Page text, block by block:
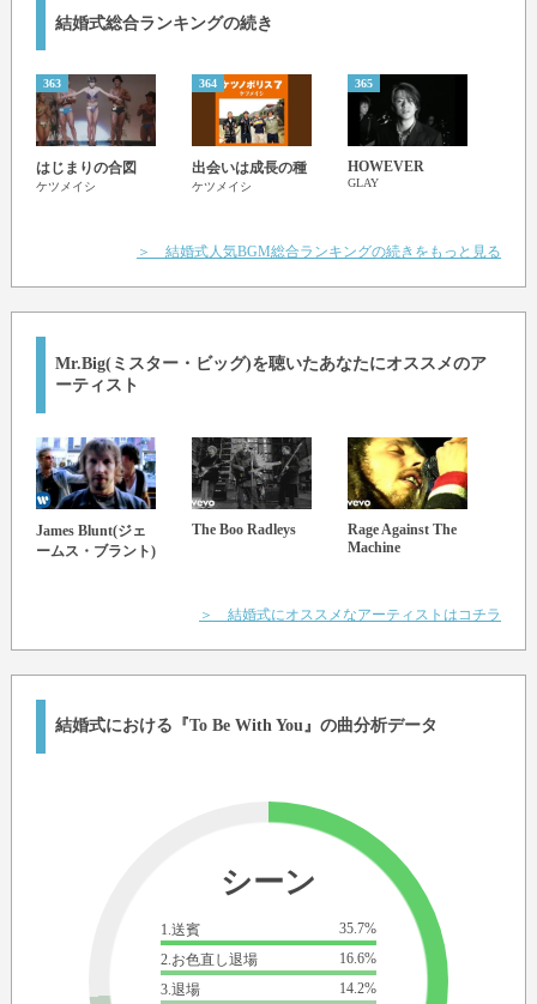
Deep inside I hope you feel it too
Waited on a line of greens and blues
Just to be the next to be with you
Just to be the next to be with you
結婚式総合ランキングの続き
363
はじまりの合図
ケツメイシ
364
出会いは成長の種
ケツメイシ
365
HOWEVER
GLAY
＞ 結婚式人気BGM総合ランキングの続きをもっと見る
Mr.Big(ミスター・ビッグ)を聴いたあなたにオススメのア
ーティスト
James Blunt(ジェ
ームス・ブラント)
The Boo Radleys
Rage Against The
Machine
＞ 結婚式にオススメなアーティストはコチラ
結婚式における『To Be With You』の曲分析データ
シーン
1.送賓
35.7%
2.お色直し退場
16.6%
3.退場
14.2%